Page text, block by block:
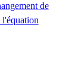
de
l'équation